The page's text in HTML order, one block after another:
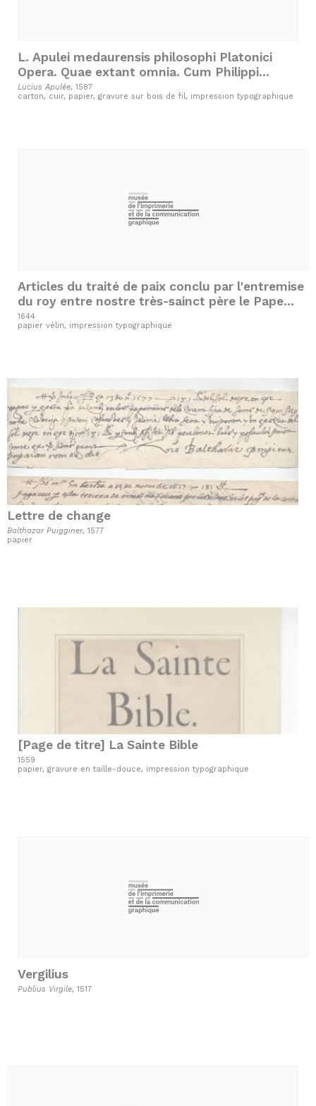
L. Apulei medaurensis philosophi Platonici
Opera. Quae extant omnia. Cum Philippi
Beroaldi in Asinum aureum eruditissimis
commentariis:...
Lucius Apulée, 1587
carton, cuir, papier, gravure sur bois de fil, impression typographique
Articles du traité de paix conclu par l'entremise
du roy entre nostre très-sainct père le Pape
Urbain VIII et de duc de Parme Odoard Ferneze
1644
papier vélin, impression typographique
Lettre de change
Balthazar Puigginer, 1577
papier
[Page de titre] La Sainte Bible
1559
papier, gravure en taille-douce, impression typographique
Vergilius
Publius Virgile, 1517